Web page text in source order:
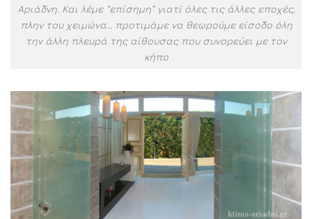
Αριάδνη. Και λέμε “επίσημη” γιατί όλες τις άλλες εποχές,
πλην του χειμώνα… προτιμάμε να θεωρούμε είσοδο όλη
την άλλη πλευρά της αίθουσας που συνορεύει με τον
κήπο